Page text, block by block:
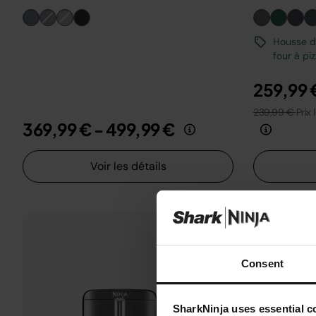
Consent
SharkNinja uses essential
369,99 € - 499,99 €
Voir les détails
Housse
four à
259,99
239,99 €Prix